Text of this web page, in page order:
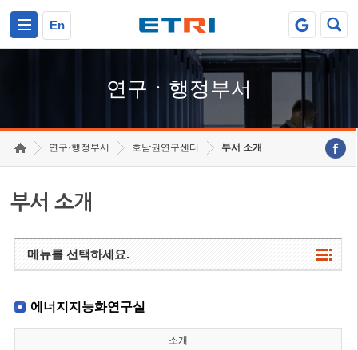
En
연구ㆍ행정부서
연구·행정부서 호남권연구센터 부서 소개
부서 소개
메뉴를 선택하세요.
에너지지능화연구실
소개